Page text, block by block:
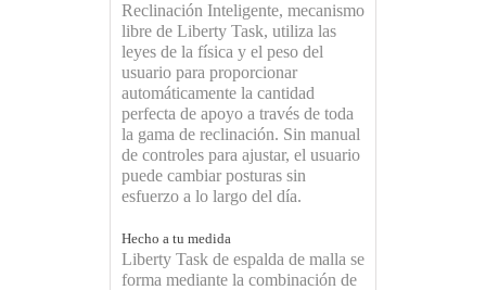
Reclinación Inteligente, mecanismo
libre de Liberty Task, utiliza las
leyes de la física y el peso del
usuario para proporcionar
automáticamente la cantidad
perfecta de apoyo a través de toda
la gama de reclinación. Sin manual
de controles para ajustar, el usuario
puede cambiar posturas sin
esfuerzo a lo largo del día.
Hecho a tu medida
Liberty Task de espalda de malla se
forma mediante la combinación de